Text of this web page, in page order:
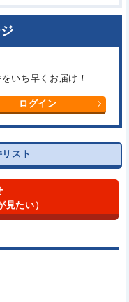
いち早くお届け！
ログイン
スト
見たい）